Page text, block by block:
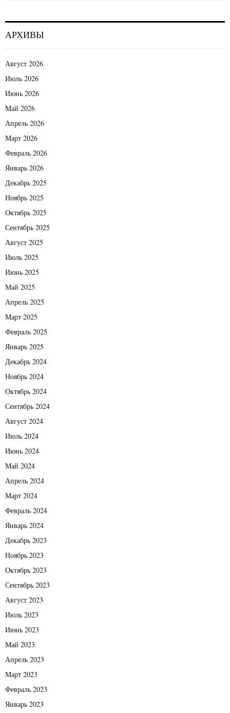
АРХИВЫ
Август 2026
Июль 2026
Июнь 2026
Май 2026
Апрель 2026
Март 2026
Февраль 2026
Январь 2026
Декабрь 2025
Ноябрь 2025
Октябрь 2025
Сентябрь 2025
Август 2025
Июль 2025
Июнь 2025
Май 2025
Апрель 2025
Март 2025
Февраль 2025
Январь 2025
Декабрь 2024
Ноябрь 2024
Октябрь 2024
Сентябрь 2024
Август 2024
Июль 2024
Июнь 2024
Май 2024
Апрель 2024
Март 2024
Февраль 2024
Январь 2024
Декабрь 2023
Ноябрь 2023
Октябрь 2023
Сентябрь 2023
Август 2023
Июль 2023
Июнь 2023
Май 2023
Апрель 2023
Март 2023
Февраль 2023
Январь 2023